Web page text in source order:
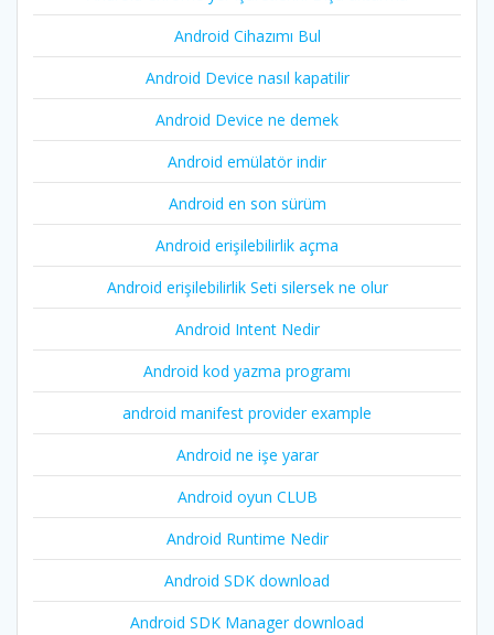
Android Cihazımı Bul
Android Device nasıl kapatilir
Android Device ne demek
Android emülatör indir
Android en son sürüm
Android erişilebilirlik açma
Android erişilebilirlik Seti silersek ne olur
Android Intent Nedir
Android kod yazma programı
android manifest provider example
Android ne işe yarar
Android oyun CLUB
Android Runtime Nedir
Android SDK download
Android SDK Manager download